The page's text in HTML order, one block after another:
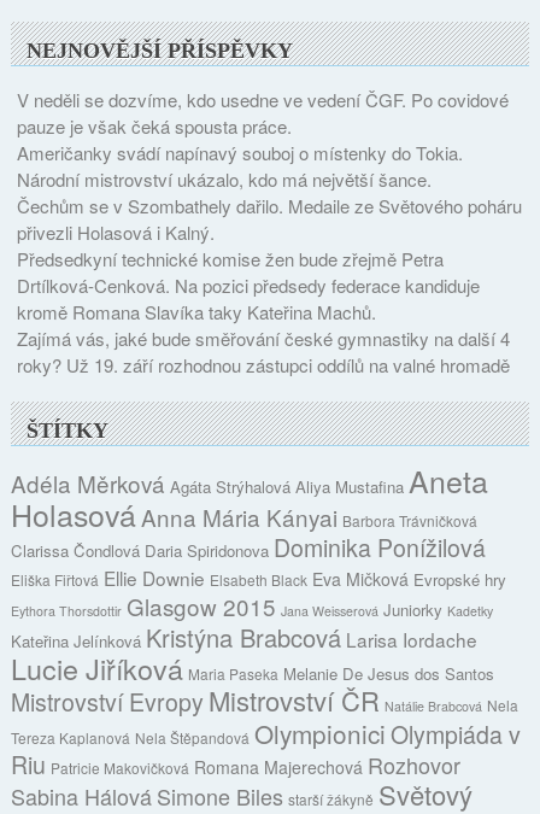
NEJNOVĚJŠÍ PŘÍSPĚVKY
V neděli se dozvíme, kdo usedne ve vedení ČGF. Po covidové
pauze je však čeká spousta práce.
Američanky svádí napínavý souboj o místenky do Tokia.
Národní mistrovství ukázalo, kdo má největší šance.
Čechům se v Szombathely dařilo. Medaile ze Světového poháru
přivezli Holasová i Kalný.
Předsedkyní technické komise žen bude zřejmě Petra
Drtílková-Cenková. Na pozici předsedy federace kandiduje
kromě Romana Slavíka taky Kateřina Machů.
Zajímá vás, jaké bude směřování české gymnastiky na další 4
roky? Už 19. září rozhodnou zástupci oddílů na valné hromadě
ŠTÍTKY
Adéla Měrková Agáta Strýhalová Aliya Mustafina Aneta
HolasováAnna Mária Kányai Barbora Trávničková
Clarissa Čondlová Daria Spiridonova Dominika Ponížilová
Eliška Fiřtová Ellie Downie Elsabeth Black Eva Mičková Evropské hry
Eythora Thorsdottir Glasgow 2015 Jana Weisserová Juniorky Kadetky
Kateřina Jelínková Kristýna Brabcová Larisa Iordache
Lucie Jiříková Maria Paseka Melanie De Jesus dos Santos
Mistrovství Evropy Mistrovství ČR Natálie Brabcová Nela
Tereza Kaplanová Nela Štěpandová OlympioniciOlympiáda v
Riu Patricie Makovičková Romana Majerechová Rozhovor
Sabina HálováSimone Biles starší žákyně Světový